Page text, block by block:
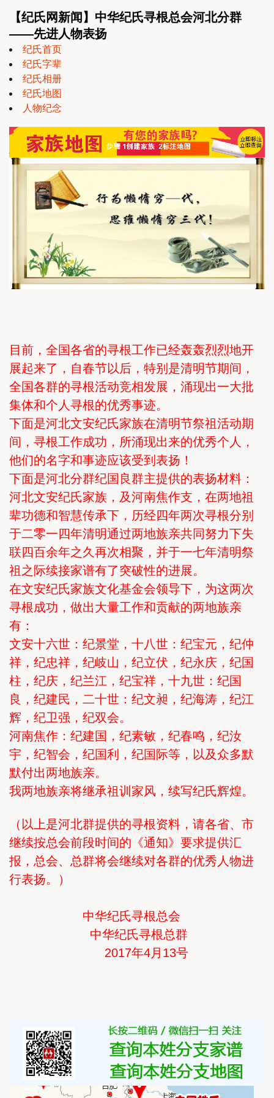
【纪氏网新闻】中华纪氏寻根总会河北分群
——先进人物表扬
纪氏首页
纪氏字辈
纪氏相册
纪氏地图
人物纪念
目前，全国各省的寻根工作已经轰轰烈烈地开
展起来了，自春节以后，特别是清明节期间，
全国各群的寻根活动竞相发展，涌现出一大批
集体和个人寻根的优秀事迹。
下面是河北文安纪氏家族在清明节祭祖活动期
间，寻根工作成功，所涌现出来的优秀个人，
他们的名字和事迹应该受到表扬！
下面是河北分群纪国良群主提供的表扬材料：
河北文安纪氏家族，及河南焦作支，在两地祖
辈功德和智慧传承下，历经四年两次寻根分别
于二零一四年清明通过两地族亲共同努力下失
联四百余年之久再次相聚，并于一七年清明祭
祖之际续接家谱有了突破性的进展。
在文安纪氏家族文化基金会领导下，为这两次
寻根成功，做出大量工作和贡献的两地族亲
有：
文安十六世：纪景堂，十八世：纪宝元，纪仲
祥，纪忠祥，纪岐山，纪立伏，纪永庆，纪国
柱，纪庆，纪兰江，纪宝祥，十九世：纪国
良，纪建民，二十世：纪文昶，纪海涛，纪江
辉，纪卫强，纪双会。
河南焦作：纪建国，纪素敏，纪春鸣，纪汝
宇，纪智会，纪国利，纪国际等，以及众多默
默付出两地族亲。
我两地族亲将继承祖训家风，续写纪氏辉煌。
（以上是河北群提供的寻根资料，请各省、市
继续按总会前段时间的《通知》要求提供汇
报，总会、总群将会继续对各群的优秀人物进
行表扬。）
中华纪氏寻根总会
中华纪氏寻根总群
2017年4月13号